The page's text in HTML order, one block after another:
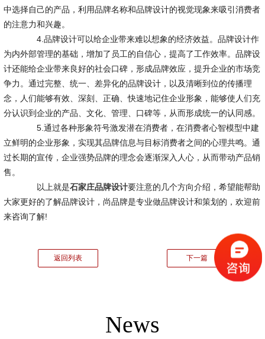
中选择自己的产品，利用品牌名称和品牌设计的视觉现象来吸引消费者
的注意力和兴趣。
4.品牌设计可以给企业带来难以想象的经济效益。品牌设计作
为内外部管理的基础，增加了员工的自信心，提高了工作效率。品牌设
计还能给企业带来良好的社会口碑，形成品牌效应，提升企业的市场竞
争力。通过完整、统一、差异化的品牌设计，以及清晰到位的传播理
念，人们能够有效、深刻、正确、快速地记住企业形象，能够使人们充
分认识到企业的产品、文化、管理、口碑等，从而形成统一的认同感。
5.通过各种形象符号激发潜在消费者，在消费者心智模型中建
立鲜明的企业形象，实现其品牌信息与目标消费者之间的心理共鸣。通
过长期的宣传，企业强势品牌的理念会逐渐深入人心，从而带动产品销
售。
以上就是石家庄品牌设计要注意的几个方向介绍，希望能帮助
大家更好的了解品牌设计，尚品牌是专业做品牌设计和策划的，欢迎前
来咨询了解!
返回列表 下一篇
News